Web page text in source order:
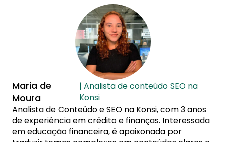
Maria de
Moura
| Analista de conteúdo SEO na
Konsi
Analista de Conteúdo e SEO na Konsi, com 3 anos
de experiência em crédito e finanças. Interessada
em educação financeira, é apaixonada por